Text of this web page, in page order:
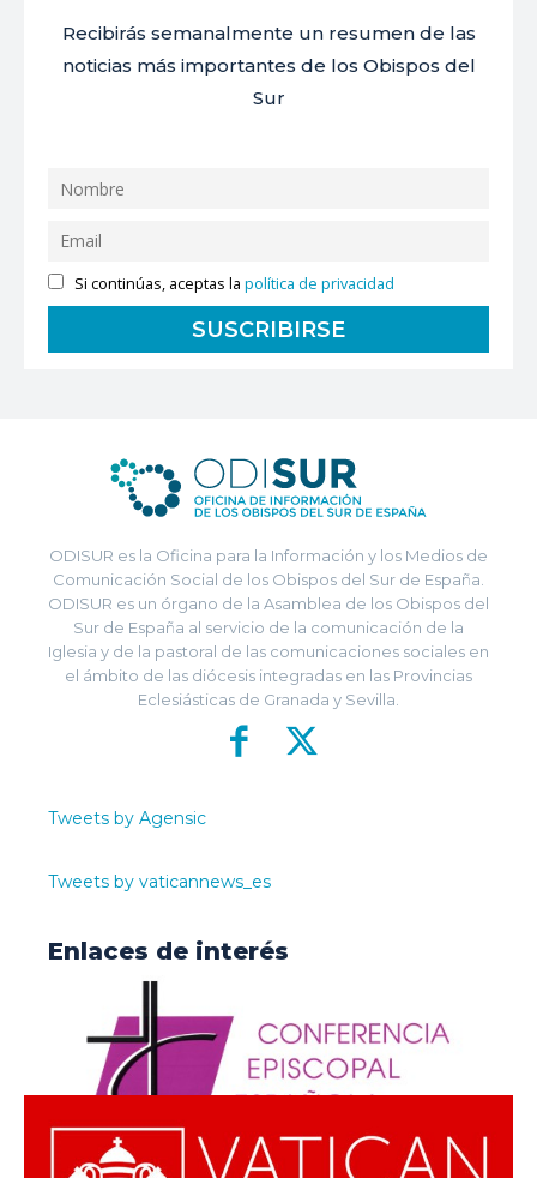
Recibirás semanalmente un resumen de las
noticias más importantes de los Obispos del
Sur
Si continúas, aceptas lapolítica de privacidad
ODISUR es la Oficina para la Información y los Medios de
Comunicación Social de los Obispos del Sur de España.
ODISUR es un órgano de la Asamblea de los Obispos del
Sur de España al servicio de la comunicación de la
Iglesia y de la pastoral de las comunicaciones sociales en
el ámbito de las diócesis integradas en las Provincias
Eclesiásticas de Granada y Sevilla.
Tweets by Agensic
Tweets by vaticannews_es
Enlaces de interés